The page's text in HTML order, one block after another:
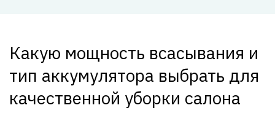
Какую мощность всасывания и
тип аккумулятора выбрать для
качественной уборки салона